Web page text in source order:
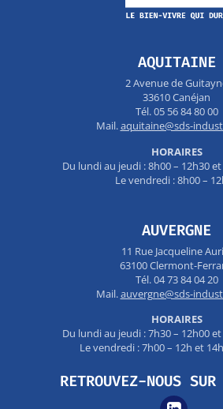
AQUITAINE
2 Avenue de
33610 Canéjan
Tél. 05 56 84 80 00
Mail.aquitaine@sds-
HORAIRES
Du lundi au jeudi : 8h00 – 12h30
Le vendredi : 8h00 –
AUVERGNE
11 Rue Jacqueline
63100 Clermont-
Tél. 04 73 84 04 20
Mail.auvergne@sds-
HORAIRES
Du lundi au jeudi : 7h30 – 12h00
Le vendredi : 7h00 – 12h et
RETROUVEZ-NOUS